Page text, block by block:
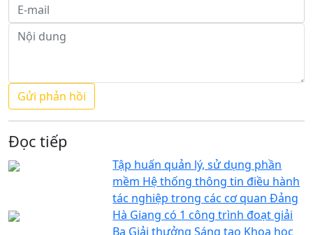
Đọc tiếp
Tập huấn quản lý, sử dụng phần
mềm Hệ thống thông tin điều hành
tác nghiệp trong các cơ quan Đảng
Hà Giang có 1 công trình đoạt giải
Ba Giải thưởng Sáng tạo Khoa học